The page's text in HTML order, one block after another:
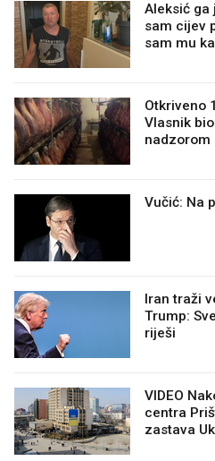
Aleksić ga
sam cijev
sam mu
Otkriveno
Vlasnik
nadzorom
Vučić: Na
Iran traži
Trump:
riješi
VIDEO
centra
zastava